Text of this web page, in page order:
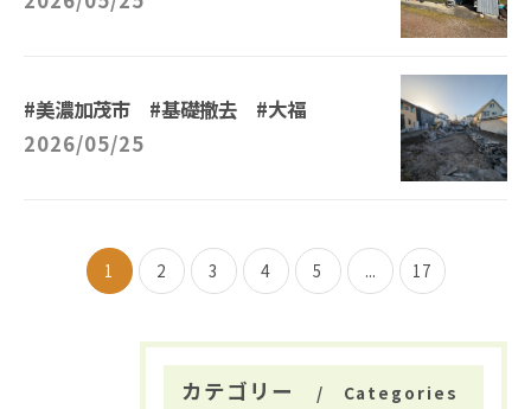
#美濃加茂市 #基礎撤去 #大福
2026/05/25
1 2 3 4 5 ... 17
カテゴリー Categories